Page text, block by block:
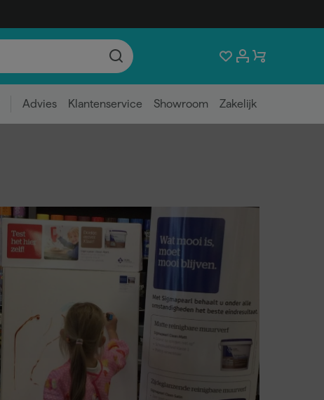
Advies Klantenservice Showroom Zakelijk